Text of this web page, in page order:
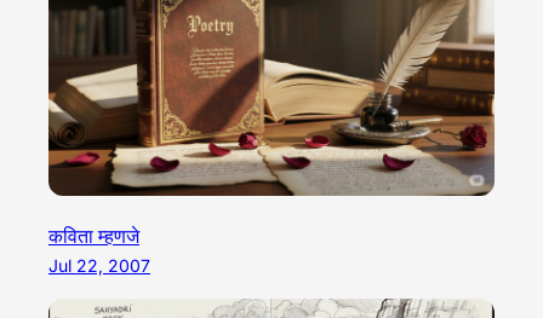
कविता म्हणजे
Jul 22, 2007